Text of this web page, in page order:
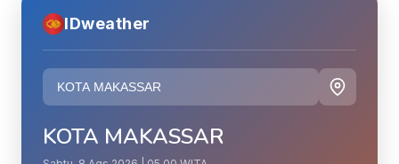
IDweather
KOTA MAKASSAR